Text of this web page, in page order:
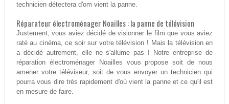
technicien détectera d'om vient la panne.
Réparateur électroménager Noailles : la panne de télévision
Justement, vous aviez décidé de visionner le film que vous aviez
raté au cinéma, ce soir sur votre télévision ! Mais la télévision en
a décidé autrement, elle ne s'allume pas ! Notre entreprise de
réparation électroménager Noailles vous propose soit de nous
amener votre téléviseur, soit de vous envoyer un technicien qui
pourra vous dire très rapidement d'où vient la panne et ce qu'il est
en mesure de faire.